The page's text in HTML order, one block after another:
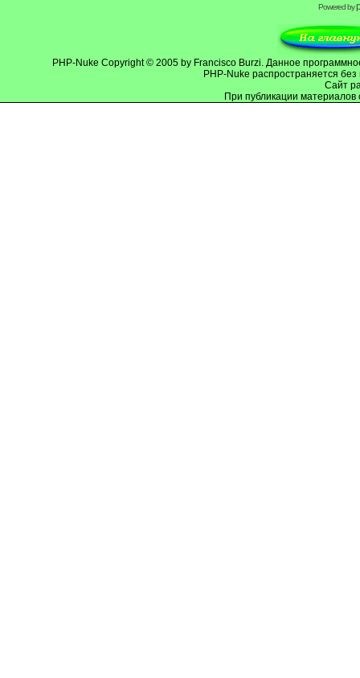
Powered by
PHP-Nuke Copyright © 2005 by Francisco Burzi. Данное
PHP-Nuke распространяется
Cайт
При публикации